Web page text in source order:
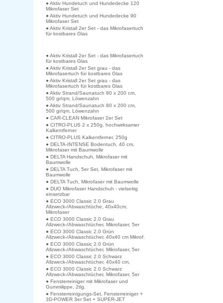
● Aktiv Hundetuch und Hundedecke 120
Mikrofaser Set
● Aktiv Hundetuch und Hundedecke 90
Mikrofaser Set
● Aktiv Kristall 2er Set - das Mikrofasertuch
für kostbares Glas
● Aktiv Kristall 2er Set - das Mikrofasertuch
für kostbares Glas
● Aktiv Kristall 2er Set grau - das
Mikrofasertuch für kostbares Glas
● Aktiv Kristall 2er Set grau - das
Mikrofasertuch für kostbares Glas
● Aktiv Strand/Saunatuch 80 x 200 cm,
500 gr/qm, Löwenzahn
● Aktiv Strand/Saunatuch 80 x 200 cm,
500 gr/qm, Löwenzahn
● CAR-CLEAN Mikrofaser 2er Set
● CITRO-PLUS 2 x 250g, hochwirksamer
Kalkentferner
● CITRO-PLUS Kalkentferner, 250g
● DELTA-INTENSE Bodentuch, 40 cm,
Mikrofaser mit Baumwolle
● DELTA Handschuh, Mikrofaser mit
Baumwolle
● DELTA Tuch, 5er Set, Mikrofaser mit
Baumwolle
● DELTA Tuch, Mikrofaser mit Baumwolle
● DUO Mikrofaser Handschuh - vielseitig
einsetzbar
● ECO 3000 Classic 2.0 Grau
Allzweck-/Abwaschtüche, 40x40cm,
Mikrofaser
● ECO 3000 Classic 2.0 Grau
Allzweck-/Abwaschtücher, Mikrofaser, 5er
● ECO 3000 Classic 2.0 Grün
Allzweck-/Abwaschtücher, 40x40 cm Mikrof.
● ECO 3000 Classic 2.0 Grün
Allzweck-/Abwaschtücher, Mikrofaser, 5er
● ECO 3000 Classic 2.0 Schwarz
Allzweck-/Abwaschtücher, 40x40 cm,
● ECO 3000 Classic 2.0 Schwarz
Allzweck-/Abwaschtücher, Mikrofaser, 5er
● Fensterreiniger mit Mikrofaser und
Gummilippe, 2tlg.
● Fensterreinigungs-Set, Fensterreiniger +
3D-POWER 3er Set + SUPER-JET